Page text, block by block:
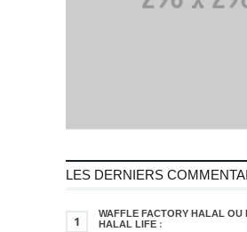
LES DERNIERS
1
WAFFLE FACTORY HALAL OU
HALAL LIFE :